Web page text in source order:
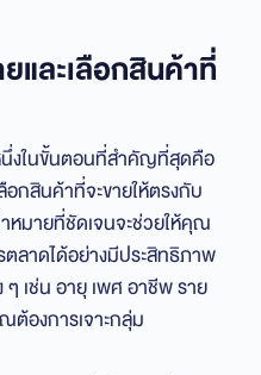
และเลือกสินค้าที่
นึ่งในขั้นตอนที่สำคัญที่สุดคือ
กสินค้าที่จะขายให้ตรงกับ
หมายที่ชัดเจนจะช่วยให้คุณ
ตลาดได้อย่างมีประสิทธิภาพ
เช่น อายุ เพศ อาชีพ ราย
ต้องการเจาะกลุ่ม